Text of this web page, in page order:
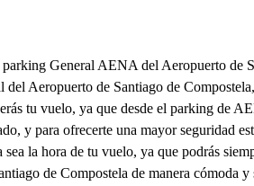
General AENA del Aeropuerto de
Aeropuerto de Santiago de
tu vuelo, ya que desde el parking de
y para ofrecerte una mayor seguridad
la hora de tu vuelo, ya que podrás
de Compostela de manera cómoda y